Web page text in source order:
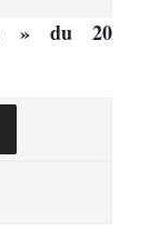
» du 20